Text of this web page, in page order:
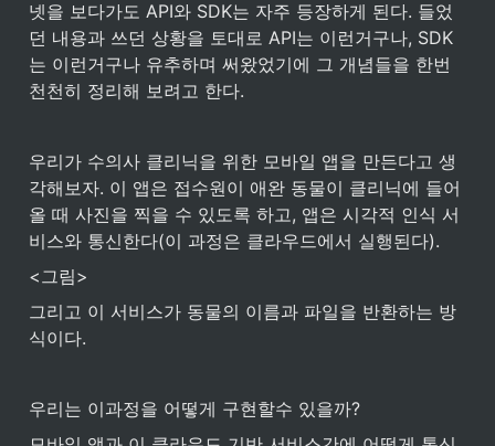
넷을 보다가도 API와 SDK는 자주 등장하게 된다. 들었
던 내용과 쓰던 상황을 토대로 API는 이런거구나, SDK
는 이런거구나 유추하며 써왔었기에 그 개념들을 한번
천천히 정리해 보려고 한다.
우리가 수의사 클리닉을 위한 모바일 앱을 만든다고 생
각해보자. 이 앱은 접수원이 애완 동물이 클리닉에 들어
올 때 사진을 찍을 수 있도록 하고, 앱은 시각적 인식 서
비스와 통신한다(이 과정은 클라우드에서 실행된다).
<그림>
그리고 이 서비스가 동물의 이름과 파일을 반환하는 방
식이다.
우리는 이과정을 어떻게 구현할수 있을까?